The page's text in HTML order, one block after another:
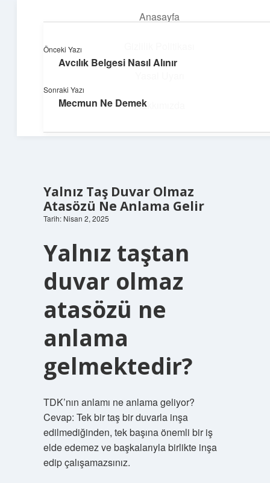
Anasayfa
Hakkımızda
Enerji Dolu Fikirler
Hayatına güç katan neşeli öneriler!
Yalnız Taş Duvar Olmaz
Atasözü Ne Anlama Gelir
Tarih: Nisan 2, 2025
Yalnız taştan
duvar olmaz
atasözü ne
anlama
gelmektedir?
TDK’nın anlamı ne anlama geliyor?
Cevap: Tek bir taş bir duvarla inşa
edilmediğinden, tek başına önemli bir iş
elde edemez ve başkalarıyla birlikte inşa
edip çalışamazsınız.
Önceki Yazı
Avcılık Belgesi Nasıl Alınır
Sonraki Yazı
Mecmun Ne Demek